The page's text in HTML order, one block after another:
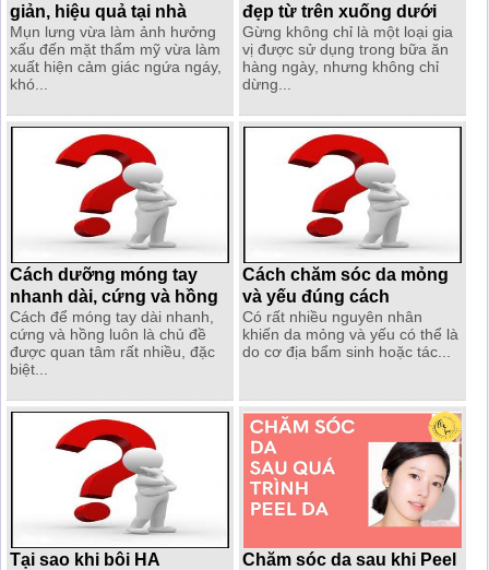
giản, hiệu quả tại nhà
Mụn lưng vừa làm ảnh hưởng
xấu đến mặt thẩm mỹ vừa làm
xuất hiện cảm giác ngứa ngáy,
khó...
đẹp từ trên xuống dưới
Gừng không chỉ là một loại gia
vị được sử dụng trong bữa ăn
hàng ngày, nhưng không chỉ
dừng...
Cách dưỡng móng tay
nhanh dài, cứng và hồng
Cách để móng tay dài nhanh,
cứng và hồng luôn là chủ đề
được quan tâm rất nhiều, đặc
biệt...
Cách chăm sóc da mỏng
và yếu đúng cách
Có rất nhiều nguyên nhân
khiến da mỏng và yếu có thể là
do cơ địa bẩm sinh hoặc tác...
Tại sao khi bôi HA
Chăm sóc da sau khi Peel